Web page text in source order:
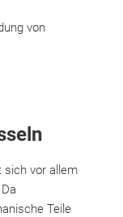
von
sich vor allem
Teile